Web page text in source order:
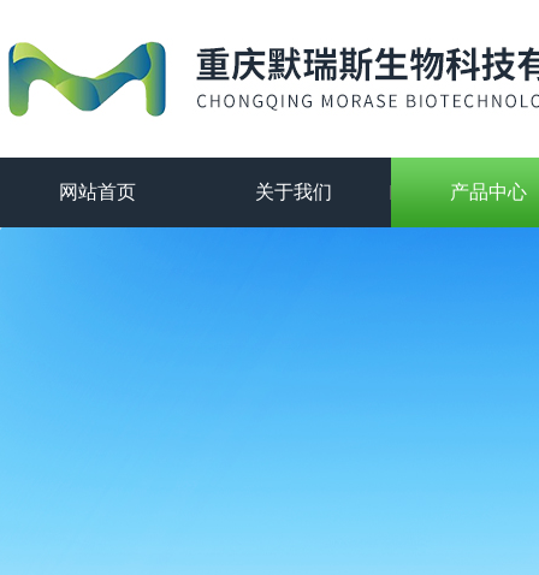
网站首页 关于我们 产品中心